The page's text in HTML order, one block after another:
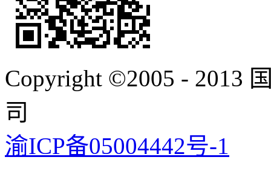
Copyright ©2005 - 2013
司
渝ICP备05004442号-1